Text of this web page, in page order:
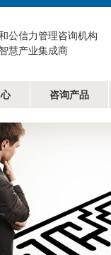
公信力管理咨询机构
慧产业集成商
咨询产品